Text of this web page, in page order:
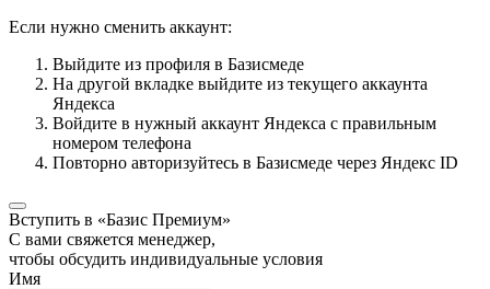
Если нужно сменить аккаунт:
Выйдите из профиля в Базисмеде
На другой вкладке выйдите из текущего аккаунта
Яндекса
Войдите в нужный аккаунт Яндекса с правильным
номером телефона
Повторно авторизуйтесь в Базисмеде через Яндекс ID
Вступить в «Базис Премиум»
С вами свяжется менеджер,
чтобы обсудить индивидуальные условия
Имя